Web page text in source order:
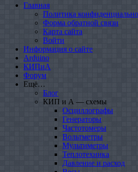
Главная
Политика
Форма обратной связи
Карта сайта
Войти
Информация о сайте
Arduino
КИПиА
Форум
Ещё…
Блог
КИП и А — схемы
Осциллографы
Генераторы
Частотомеры
Вольтметры
Мультиметры
Теплотехника
Давление и расход